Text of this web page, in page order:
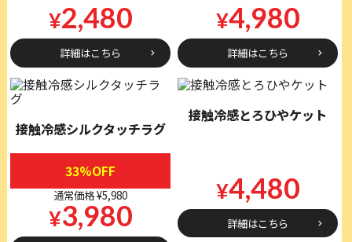
¥2,480
詳細はこちら
¥4,980
詳細はこちら
接触冷感シルクタッチラグ
33%OFF
通常価格 ¥5,980
¥3,980
接触冷感とろひやケット
¥4,480
詳細はこちら